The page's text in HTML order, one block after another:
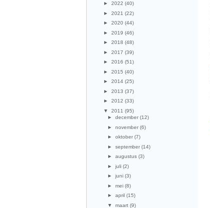
► 2022 (40)
► 2021 (22)
► 2020 (44)
► 2019 (46)
► 2018 (48)
► 2017 (39)
► 2016 (51)
► 2015 (40)
► 2014 (25)
► 2013 (37)
► 2012 (33)
▼ 2011 (95)
► december (12)
► november (6)
► oktober (7)
► september (14)
► augustus (3)
► juli (2)
► juni (3)
► mei (8)
► april (15)
▼ maart (9)